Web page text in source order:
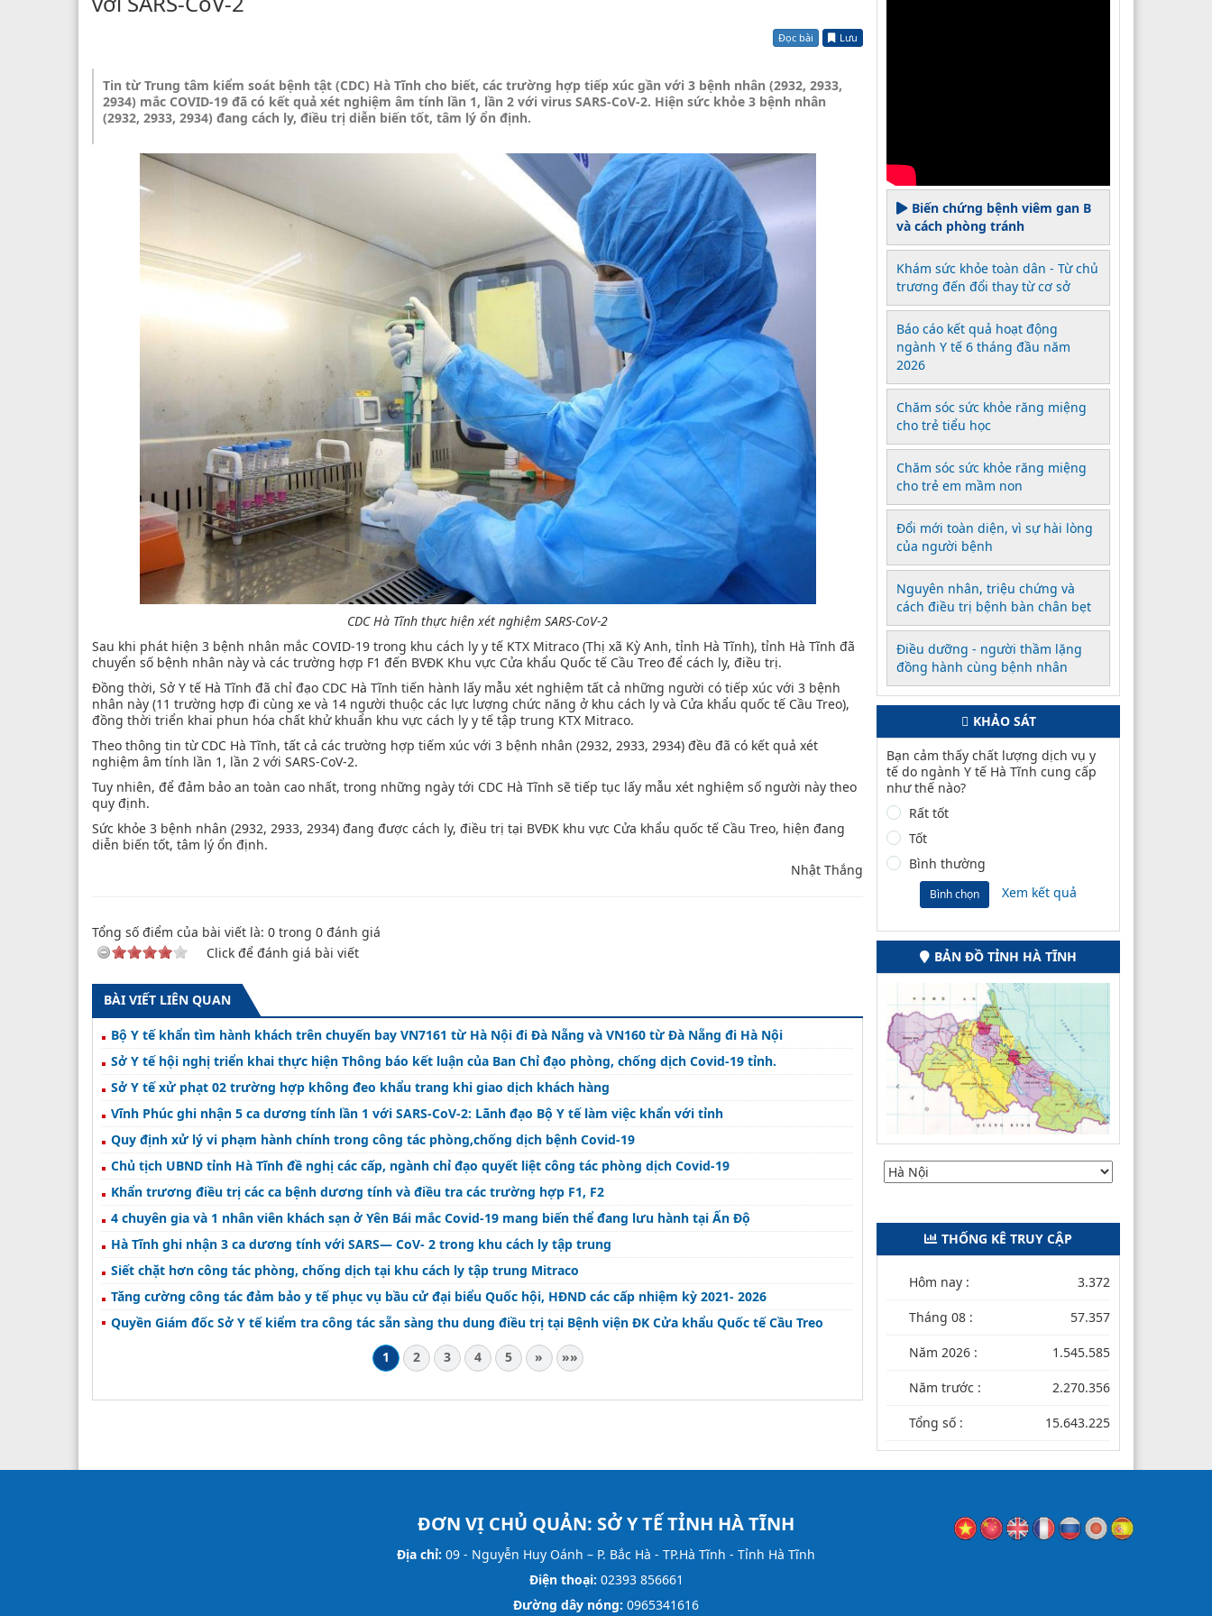
Đọc bài Lưu
Tin từ Trung tâm kiểm soát bệnh tật (CDC) Hà Tĩnh cho biết, các trường hợp tiếp xúc gần với 3 bệnh nhân (2932, 2933,
2934) mắc COVID-19 đã có kết quả xét nghiệm âm tính lần 1, lần 2 với virus SARS-CoV-2. Hiện sức khỏe 3 bệnh nhân
(2932, 2933, 2934) đang cách ly, điều trị diễn biến tốt, tâm lý ổn định.
CDC Hà Tĩnh thực hiện xét nghiệm SARS-CoV-2
Sau khi phát hiện 3 bệnh nhân mắc COVID-19 trong khu cách ly y tế KTX Mitraco (Thị xã Kỳ Anh, tỉnh Hà Tĩnh), tỉnh Hà Tĩnh đã
chuyển số bệnh nhân này và các trường hợp F1 đến BVĐK Khu vực Cửa khẩu Quốc tế Cầu Treo để cách ly, điều trị.
Đồng thời, Sở Y tế Hà Tĩnh đã chỉ đạo CDC Hà Tĩnh tiến hành lấy mẫu xét nghiệm tất cả những người có tiếp xúc với 3 bệnh
nhân này (11 trường hợp đi cùng xe và 14 người thuộc các lực lượng chức năng ở khu cách ly và Cửa khẩu quốc tế Cầu Treo),
đồng thời triển khai phun hóa chất khử khuẩn khu vực cách ly y tế tập trung KTX Mitraco.
Theo thông tin từ CDC Hà Tĩnh, tất cả các trường hợp tiếm xúc với 3 bệnh nhân (2932, 2933, 2934) đều đã có kết quả xét
nghiệm âm tính lần 1, lần 2 với SARS-CoV-2.
Tuy nhiên, để đảm bảo an toàn cao nhất, trong những ngày tới CDC Hà Tĩnh sẽ tiếp tục lấy mẫu xét nghiệm số người này theo
quy định.
Sức khỏe 3 bệnh nhân (2932, 2933, 2934) đang được cách ly, điều trị tại BVĐK khu vực Cửa khẩu quốc tế Cầu Treo, hiện đang
diễn biến tốt, tâm lý ổn định.
Nhật Thắng
Tổng số điểm của bài viết là: 0 trong 0 đánh giá
Click để đánh giá bài viết
BÀI VIẾT LIÊN QUAN
Bộ Y tế khẩn tìm hành khách trên chuyến bay VN7161 từ Hà Nội đi Đà Nẵng và VN160 từ Đà Nẵng đi Hà Nội
Sở Y tế hội nghị triển khai thực hiện Thông báo kết luận của Ban Chỉ đạo phòng, chống dịch Covid-19 tỉnh.
Sở Y tế xử phạt 02 trường hợp không đeo khẩu trang khi giao dịch khách hàng
Vĩnh Phúc ghi nhận 5 ca dương tính lần 1 với SARS-CoV-2: Lãnh đạo Bộ Y tế làm việc khẩn với tỉnh
Quy định xử lý vi phạm hành chính trong công tác phòng,chống dịch bệnh Covid-19
Chủ tịch UBND tỉnh Hà Tĩnh đề nghị các cấp, ngành chỉ đạo quyết liệt công tác phòng dịch Covid-19
Khẩn trương điều trị các ca bệnh dương tính và điều tra các trường hợp F1, F2
4 chuyên gia và 1 nhân viên khách sạn ở Yên Bái mắc Covid-19 mang biến thể đang lưu hành tại Ấn Độ
Hà Tĩnh ghi nhận 3 ca dương tính với SARS— CoV- 2 trong khu cách ly tập trung
Siết chặt hơn công tác phòng, chống dịch tại khu cách ly tập trung Mitraco
Tăng cường công tác đảm bảo y tế phục vụ bầu cử đại biểu Quốc hội, HĐND các cấp nhiệm kỳ 2021- 2026
Quyền Giám đốc Sở Y tế kiểm tra công tác sẵn sàng thu dung điều trị tại Bệnh viện ĐK Cửa khẩu Quốc tế Cầu Treo
1
2 3 4 5 » »»
Biến chứng bệnh viêm gan B
và cách phòng tránh
Khám sức khỏe toàn dân - Từ chủ
trương đến đổi thay từ cơ sở
Báo cáo kết quả hoạt động
ngành Y tế 6 tháng đầu năm
2026
Chăm sóc sức khỏe răng miệng
cho trẻ tiểu học
Chăm sóc sức khỏe răng miệng
cho trẻ em mầm non
Đổi mới toàn diện, vì sự hài lòng
của người bệnh
Nguyên nhân, triệu chứng và
cách điều trị bệnh bàn chân bẹt
Điều dưỡng - người thầm lặng
đồng hành cùng bệnh nhân
KHẢO SÁT
Bạn cảm thấy chất lượng dịch vụ y
tế do ngành Y tế Hà Tĩnh cung cấp
như thế nào?
Rất tốt
Tốt
Bình thường
Bình chọn Xem kết quả
BẢN ĐỒ TỈNH HÀ TĨNH
THỐNG KÊ TRUY CẬP
Hôm nay : 3.372
Tháng 08 : 57.357
Năm 2026 : 1.545.585
Năm trước : 2.270.356
Tổng số : 15.643.225
ĐƠN VỊ CHỦ QUẢN: SỞ Y TẾ TỈNH HÀ TĨNH
Địa chỉ: 09 - Nguyễn Huy Oánh – P. Bắc Hà - TP.Hà Tĩnh - Tỉnh Hà Tĩnh
Điện thoại: 02393 856661
Đường dây nóng: 0965341616